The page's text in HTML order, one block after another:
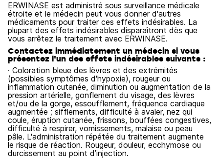
ERWINASE est administré sous surveillance médicale
étroite et le médecin peut vous donner d'autres
médicaments pour traiter ces effets indésirables. La
plupart des effets indésirables disparaîtront dès que
vous arrêtez le traitement avec ERWINASE.
Contactez immédiatement un médecin si vous
présentez l'un des effets indésirables suivants :
· Coloration bleue des lèvres et des extrémités
(possibles symptômes d'hypoxie), rougeur ou
inflammation cutanée, diminution ou augmentation de la
pression artérielle, gonflement du visage, des lèvres
et/ou de la gorge, essoufflement, fréquence cardiaque
augmentée ; sifflements, difficulté à avaler, nez qui
coule, éruption cutanée, frissons, bouffées congestives,
difficulté à respirer, vomissements, malaise ou peau
pâle. L'administration répétée du traitement augmente
le risque de réaction. Rougeur, douleur, ecchymose ou
durcissement au point d’injection.